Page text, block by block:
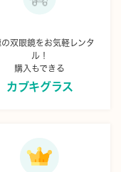
の双眼鏡をお気軽レンタ
ル！
購入もできる
カブキグラス